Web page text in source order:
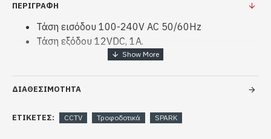
ΠΕΡΙΓΡΑΦΗ
Τάση εισόδου 100-240V AC 50/60Hz
Τάση εξόδου 12VDC, 1A.
ΔΙΑΘΕΣΙΜΟΤΗΤΑ
ΕΤΙΚΈΤΕΣ: CCTV Τροφοδοτικά SPARK